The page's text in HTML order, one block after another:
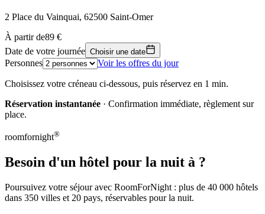
2 Place du Vainquai, 62500 Saint-Omer
89 €
+
−
À partir de89 €
Date de votre journée Choisir une date
Personnes Voir les offres du jour
Choisissez votre créneau ci-dessous, puis réservez en 1 min.
Réservation instantanée · Confirmation immédiate, règlement sur
place.
roomfornight®
Besoin d'un hôtel pour la nuit à ?
Poursuivez votre séjour avec RoomForNight : plus de 40 000 hôtels
dans 350 villes et 20 pays, réservables pour la nuit.